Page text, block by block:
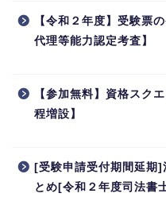
【令和２年度】受験票
代理等能力認定考査】
【参加無料】資格スク
程増設】
[受験申請受付期間延期]
とめ[令和２年度司法書